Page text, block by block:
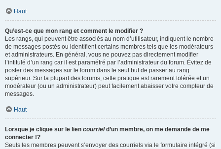
Haut
Qu’est-ce que mon rang et comment le modifier ?
Les rangs, qui peuvent être associés au nom d’utilisateur, indiquent le nombre
de messages postés ou identifient certains membres tels que les modérateurs
et administrateurs. En général, vous ne pouvez pas directement modifier
l’intitulé d’un rang car il est paramétré par l’administrateur du forum. Évitez de
poster des messages sur le forum dans le seul but de passer au rang
supérieur. Sur la plupart des forums, cette pratique est rarement tolérée et un
modérateur (ou un administrateur) peut facilement abaisser votre compteur de
messages.
Haut
Lorsque je clique sur le lien courrield’un membre, on me demande de me
connecter !?
Seuls les membres peuvent s’envoyer des courriels via le formulaire intégré (si